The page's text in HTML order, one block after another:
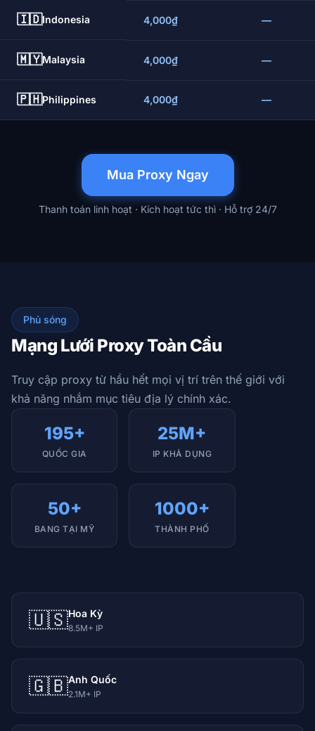
🇮🇩Indonesia 4,000₫ —
🇲🇾Malaysia 4,000₫ —
🇵🇭Philippines 4,000₫ —
Mua Proxy Ngay
Thanh toán linh hoạt · Kích hoạt tức thì · Hỗ trợ 24/7
Phủ sóng
Mạng Lưới Proxy Toàn Cầu
Truy cập proxy từ hầu hết mọi vị trí trên thế giới với
khả năng nhắm mục tiêu địa lý chính xác.
195+
QUỐC GIA
25M+
IP KHẢ DỤNG
50+
BANG TẠI MỸ
1000+
THÀNH PHỐ
🇺🇸Hoa Kỳ
8.5M+ IP
🇬🇧Anh Quốc
2.1M+ IP